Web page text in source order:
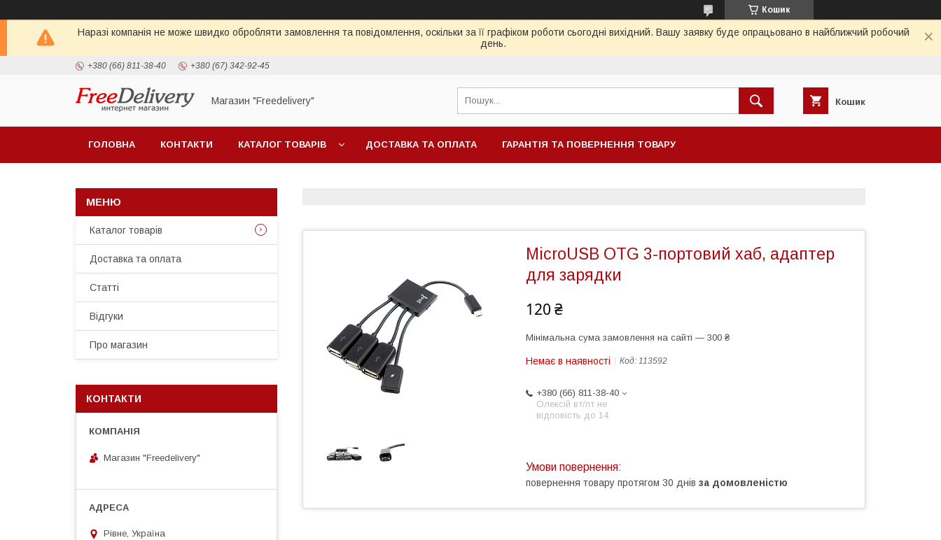
Кошик
Наразі компанія не може швидко обробляти замовлення та повідомлення, оскільки за її графіком роботи сьогодні вихідний. Вашу заявку буде опрацьовано в найближчий робочий
день.
+380 (66) 811-38-40 +380 (67) 342-92-45
Магазин "Freedelivery" Кошик
ГОЛОВНА КОНТАКТИ КАТАЛОГ ТОВАРІВ ДОСТАВКА ТА ОПЛАТА ГАРАНТІЯ ТА ПОВЕРНЕННЯ ТОВАРУ
MicroUSB OTG 3-портовий хаб, адаптер
для зарядки
120 ₴
Мінімальна сума замовлення на сайті — 300 ₴
Немає в наявності Код: 113592
+380 (66) 811-38-40
Олексій вт/пт не
відповість до 14
повернення товару протягом 30 днів за домовленістю
Каталог товарів
Доставка та оплата
Статті
Відгуки
Про магазин
КОНТАКТИ
Магазин "Freedelivery"
Рівне, Україна